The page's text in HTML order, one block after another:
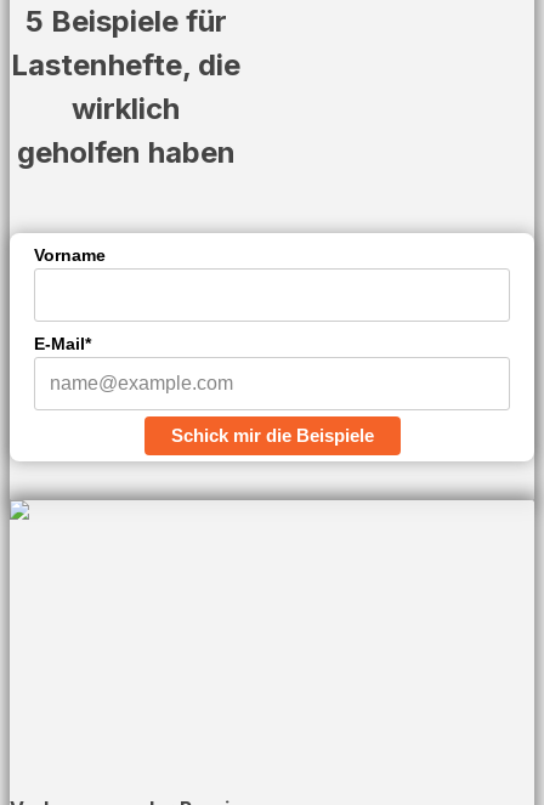
5 Beispiele für
Lastenhefte, die
wirklich
geholfen haben
Vorname
E-Mail*
Schick mir die Beispiele